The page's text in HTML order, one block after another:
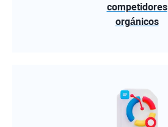
competidores
orgánicos